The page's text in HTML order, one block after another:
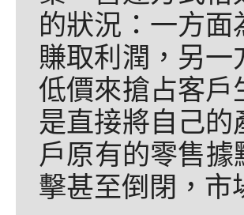
的狀況：一方面
賺取利潤，另一
低價來搶占客戶
是直接將自己的
戶原有的零售
擊甚至倒閉，市